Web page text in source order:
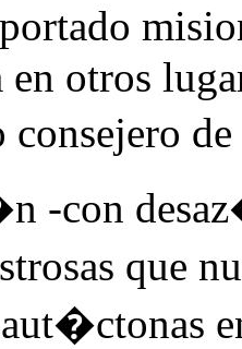
otros
-con
que
aut�ctonas